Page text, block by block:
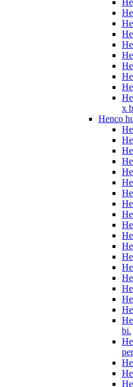
x
Henco
bi.